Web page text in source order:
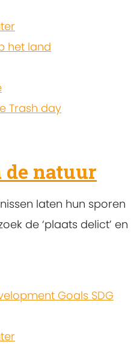
het land
Trash day
de natuur
laten hun sporen
de ‘plaats delict’ en
Goals SDG